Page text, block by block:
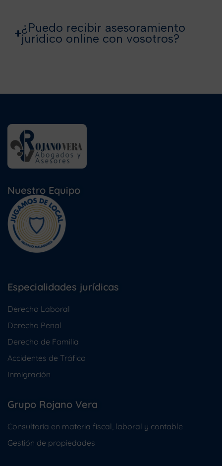
¿Puedo recibir asesoramiento
jurídico online con vosotros?
Nuestro Equipo
Especialidades jurídicas
Derecho Laboral
Derecho Penal
Derecho de Familia
Accidentes de Tráfico
Inmigración
Grupo Rojano Vera
Consultoría en materia fiscal, laboral y contable
Gestión de propiedades